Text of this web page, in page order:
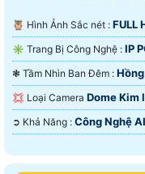
🦉 Hình Ảnh Sắc nét : FULL
✳️ Trang Bị Công Nghệ : IP
❃ Tầm Nhìn Ban Đêm :
💢 Loại Camera Dome Kim
️➲ Khả Năng : Công Nghệ